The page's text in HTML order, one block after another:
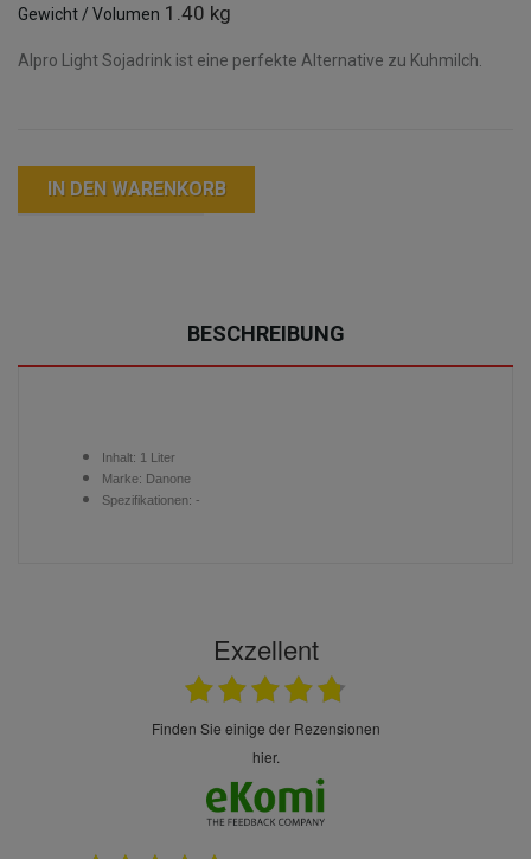
Gewicht / Volumen 1.40 kg
Alpro Light Sojadrink ist eine perfekte Alternative zu Kuhmilch.
IN DEN WARENKORB
BESCHREIBUNG
Inhalt: 1 Liter
Marke: Danone
Spezifikationen: -
Exzellent
finden Sie einige der Rezensionen
hier.